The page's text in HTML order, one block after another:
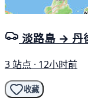
淡路島 → 丹
3 站点 · 12小时前
收藏